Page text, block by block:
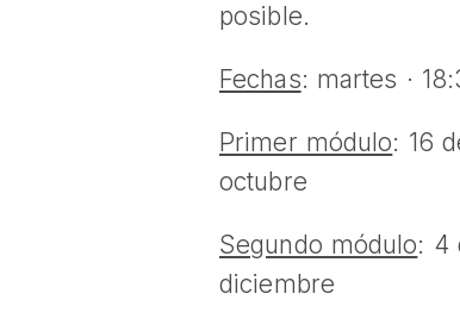
posible.
Fechas: martes ·
Primer módulo: 16
octubre
Segundo módulo: 4
diciembre